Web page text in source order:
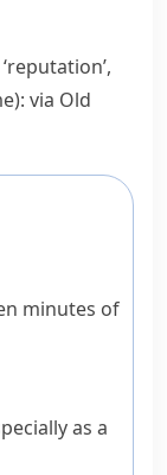
): via Old
minutes of
as a